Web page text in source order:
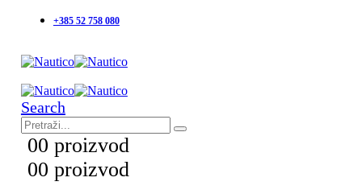
+385 52 758 080
Search
00 proizvod
00 proizvod